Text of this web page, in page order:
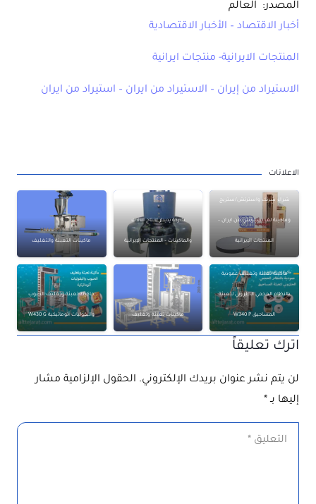
المصدر: العالم
أخبار الاقتصاد – الأخبار الاقتصادية
المنتجات الايرانية- منتجات ايرانية
الاستيراد من إيران – الاستيراد من ايران – استيراد من ايران
الاعلانات
شراء شرنك واسترتش/ستريج
وماكينة لف استرتش من ايران –
المنتجات الإيرانية
شركة پديدار لانتاج الآلات
والماكينات – المنتجات الإيرانية ماكينات التعبئة والتغليف
ماكينة تعبئة وتغليف عمودية
بالنظام الحجمي الحلزوني لتعبئة
المساحيق W340 P ماكينات تعبئة وتغليف
ماكينة تعبئة وتغليف الحبوب
والبقوليات أتوماتيكية W430 G
اترك تعليقاً
لن يتم نشر عنوان بريدك الإلكتروني. الحقول الإلزامية مشار
إليها بـ*